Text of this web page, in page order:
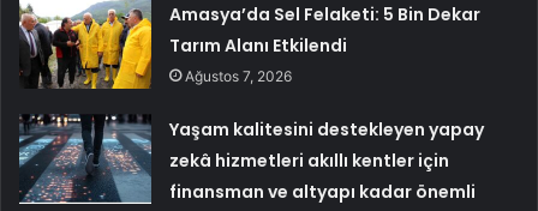
Amasya’da Sel Felaketi: 5 Bin Dekar
Tarım Alanı Etkilendi
Ağustos 7, 2026
Yaşam kalitesini destekleyen yapay
zekâ hizmetleri akıllı kentler için
finansman ve altyapı kadar önemli